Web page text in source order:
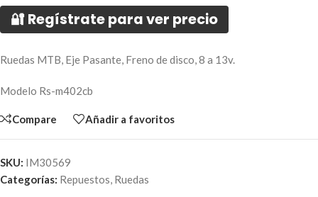
🔐 Regístrate para ver precio
Ruedas MTB, Eje Pasante, Freno de disco, 8 a 13v.
Modelo Rs-m402cb
Compare Añadir a favoritos
SKU: IM30569
Categorías: Repuestos, Ruedas